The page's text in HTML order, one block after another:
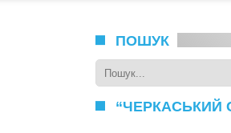
ПОШУК
“ЧЕРКАСЬКИЙ